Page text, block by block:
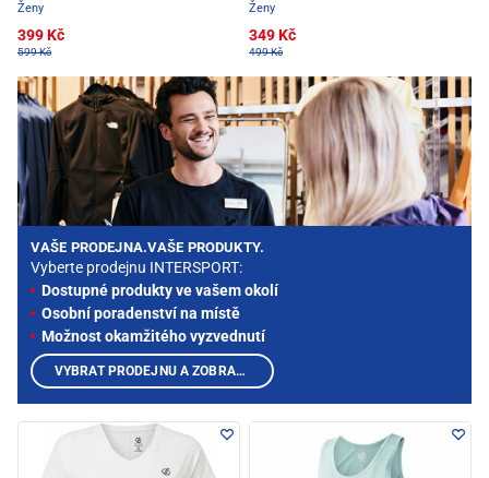
Ženy
399 Kč
599 Kč
Ženy
349 Kč
499 Kč
VAŠE PRODEJNA.VAŠE PRODUKTY.
Vyberte prodejnu INTERSPORT:
Dostupné produkty ve vašem okolí
Osobní poradenství na místě
Možnost okamžitého vyzvednutí
VYBRAT PRODEJNU A ZOBRAZIT PRODUKTY